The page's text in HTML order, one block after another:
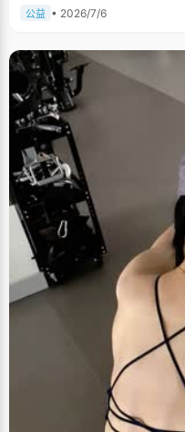
公益 • 2026/7/6